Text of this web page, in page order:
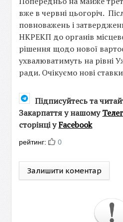
вже в червні цьогоріч.
повноважень і
НКРЕКП до органів
рішення щодо нової
ухвалюватимуть на рівні
ради. Очікуємо нові
Підписуйтесь та
Закарпаття у нашому
сторінці уFacebook
рейтинг: 0
Залишити коментар